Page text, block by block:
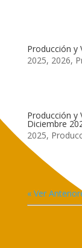
Producción y
2025, 2026,
Producción y
Diciembre
2025,
« Ver